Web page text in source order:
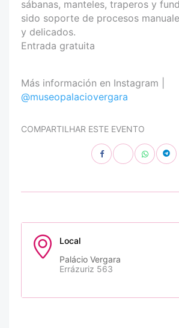
sábanas, manteles, traperos y
sido soporte de procesos
y delicados.
Entrada gratuita
Más información en Instagram |
@museopalaciovergara
COMPARTILHAR ESTE EVENTO
Local
Palácio Vergara
Errázuriz 563